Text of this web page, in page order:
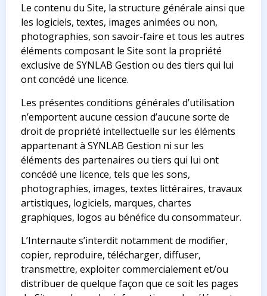
Le contenu du Site, la structure générale ainsi que
les logiciels, textes, images animées ou non,
photographies, son savoir-faire et tous les autres
éléments composant le Site sont la propriété
exclusive de SYNLAB Gestion ou des tiers qui lui
ont concédé une licence.
Les présentes conditions générales d’utilisation
n’emportent aucune cession d’aucune sorte de
droit de propriété intellectuelle sur les éléments
appartenant à SYNLAB Gestion ni sur les
éléments des partenaires ou tiers qui lui ont
concédé une licence, tels que les sons,
photographies, images, textes littéraires, travaux
artistiques, logiciels, marques, chartes
graphiques, logos au bénéfice du consommateur.
L’Internaute s’interdit notamment de modifier,
copier, reproduire, télécharger, diffuser,
transmettre, exploiter commercialement et/ou
distribuer de quelque façon que ce soit les pages